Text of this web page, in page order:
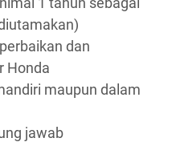
dan
Honda
maupun dalam
jawab